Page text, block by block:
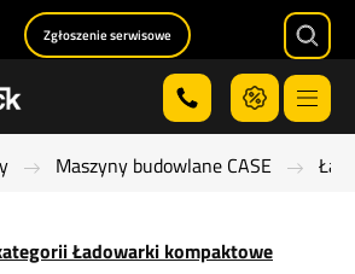
Menu
Zgłoszenie serwisowe
Maszyny budowlane CASE
Ładowarki kompaktowe